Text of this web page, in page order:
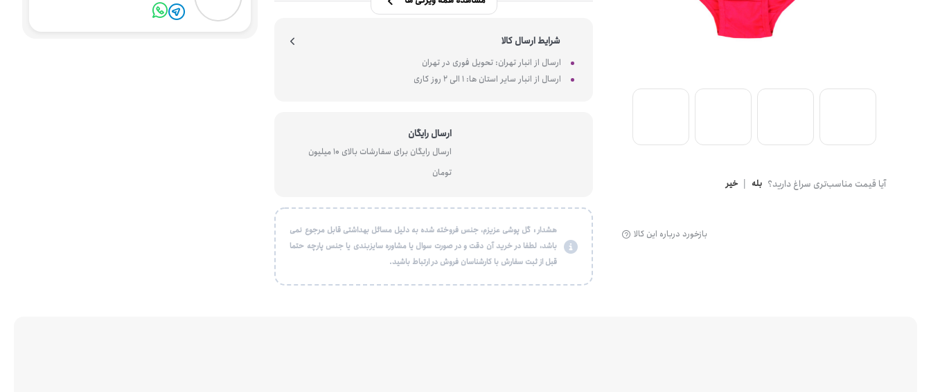
آیا قیمت مناسب‌تری سراغ دارید؟ بله خیر
بازخورد درباره این کالا
شرایط ارسال کالا
ارسال از انبار تهران: تحویل فوری در تهران
ارسال از انبار سایر استان ها: 1 الی 2 روز کاری
ارسال رایگان
ارسال رایگان برای سفارشات بالای 10 میلیون
تومان
هشدار : گل پوشی عزیزم، جنس فروخته شده به دلیل مسائل بهداشتی قابل مرجوع نمی
باشد، لطفا در خرید آن دقت و در صورت سوال یا مشاوره سایزبندی یا جنس پارچه حتما
قبل از ثبت سفارش با کارشناسان فروش در ارتباط باشید.